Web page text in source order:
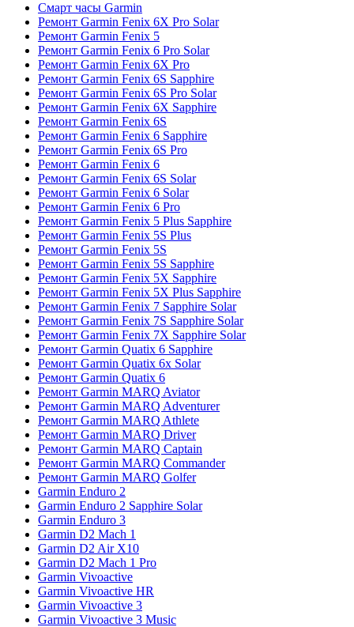
Смарт часы Garmin
Ремонт Garmin Fenix 6X Pro Solar
Ремонт Garmin Fenix 5
Ремонт Garmin Fenix 6 Pro Solar
Ремонт Garmin Fenix 6X Pro
Ремонт Garmin Fenix 6S Sapphire
Ремонт Garmin Fenix 6S Pro Solar
Ремонт Garmin Fenix 6X Sapphire
Ремонт Garmin Fenix 6S
Ремонт Garmin Fenix 6 Sapphire
Ремонт Garmin Fenix 6S Pro
Ремонт Garmin Fenix 6
Ремонт Garmin Fenix 6S Solar
Ремонт Garmin Fenix 6 Solar
Ремонт Garmin Fenix 6 Pro
Ремонт Garmin Fenix 5 Plus Sapphire
Ремонт Garmin Fenix 5S Plus
Ремонт Garmin Fenix 5S
Ремонт Garmin Fenix 5S Sapphire
Ремонт Garmin Fenix 5X Sapphire
Ремонт Garmin Fenix 5X Plus Sapphire
Ремонт Garmin Fenix 7 Sapphire Solar
Ремонт Garmin Fenix 7S Sapphire Solar
Ремонт Garmin Fenix 7X Sapphire Solar
Ремонт Garmin Quatix 6 Sapphire
Ремонт Garmin Quatix 6x Solar
Ремонт Garmin Quatix 6
Ремонт Garmin MARQ Aviator
Ремонт Garmin MARQ Adventurer
Ремонт Garmin MARQ Athlete
Ремонт Garmin MARQ Driver
Ремонт Garmin MARQ Captain
Ремонт Garmin MARQ Commander
Ремонт Garmin MARQ Golfer
Garmin Enduro 2
Garmin Enduro 2 Sapphire Solar
Garmin Enduro 3
Garmin D2 Mach 1
Garmin D2 Air X10
Garmin D2 Mach 1 Pro
Garmin Vivoactive
Garmin Vivoactive HR
Garmin Vivoactive 3
Garmin Vivoactive 3 Music